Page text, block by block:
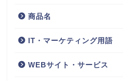
商品名
IT・マーケティング用語
WEBサイト・サービス